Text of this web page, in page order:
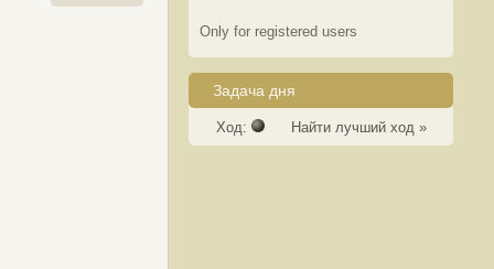
Only for registered users
Задача дня
Ход: Найти лучший ход »